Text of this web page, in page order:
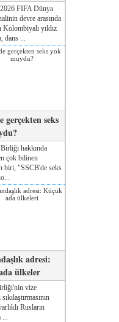
FIFA Dünya
devre arasında
Kolombiyalı yıldız
dans ...
gerçekten seks
hakkında
çok bilinen
biri, "SSCB'de seks
adresi:
ülkeler
vize
Rusların